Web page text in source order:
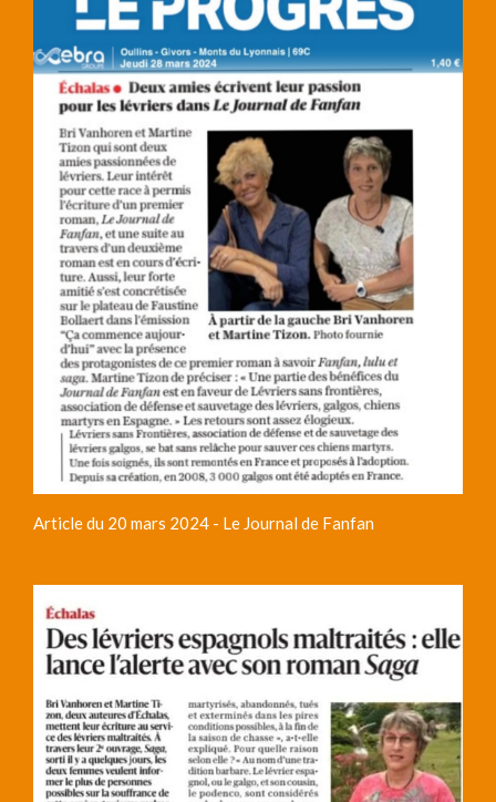
Article du 20 mars 2024 - Le Journal de Fanfan